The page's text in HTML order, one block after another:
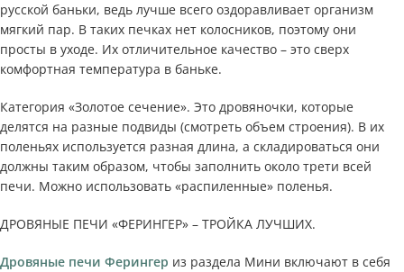
русской баньки, ведь лучше всего оздоравливает организм
мягкий пар. В таких печках нет колосников, поэтому они
просты в уходе. Их отличительное качество – это сверх
комфортная температура в баньке.
Категория «Золотое сечение». Это дровяночки, которые
делятся на разные подвиды (смотреть объем строения). В их
поленьях используется разная длина, а складироваться они
должны таким образом, чтобы заполнить около трети всей
печи. Можно использовать «распиленные» поленья.
ДРОВЯНЫЕ ПЕЧИ «ФЕРИНГЕР» – ТРОЙКА ЛУЧШИХ.
Дровяные печи Ферингер из раздела Мини включают в себя